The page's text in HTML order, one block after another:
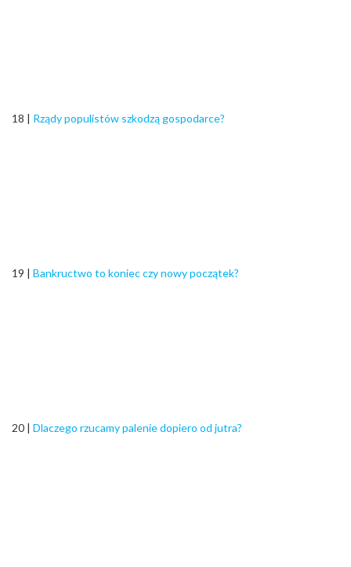
18 | Rządy populistów szkodzą gospodarce?
19 | Bankructwo to koniec czy nowy początek?
20 | Dlaczego rzucamy palenie dopiero od jutra?